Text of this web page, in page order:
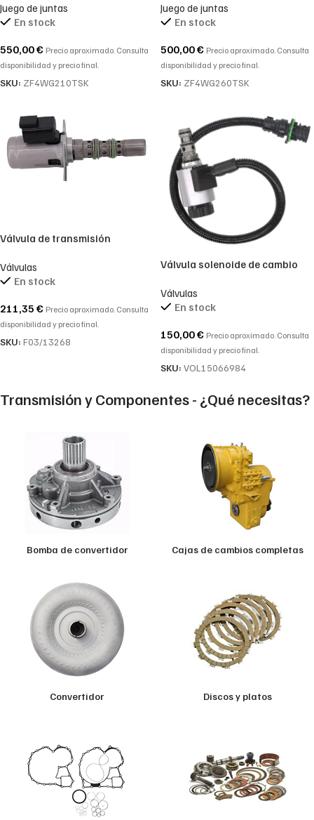
ZF-4WG210
Juego de juntas
En stock
550,00€ Precio aproximado. Consulta
disponibilidad y precio final.
SKU: ZF4WG210TSK
Juego de juntas
En stock
500,00€ Precio aproximado. Consulta
disponibilidad y precio final.
SKU: ZF4WG260TSK
Válvula de transmisión
REFERENCIA HIDROMEK
F03/13268
Válvulas
En stock
211,35 € Precio aproximado. Consulta
disponibilidad y precio final.
SKU: F03/13268
Válvula solenoide de cambio
15066984, 11144019
Válvulas
En stock
150,00€ Precio aproximado. Consulta
disponibilidad y precio final.
SKU: VOL15066984
Transmisión y Componentes - ¿Qué necesitas?
Bomba de convertidor Cajas de cambios completas
Convertidor Discos y platos